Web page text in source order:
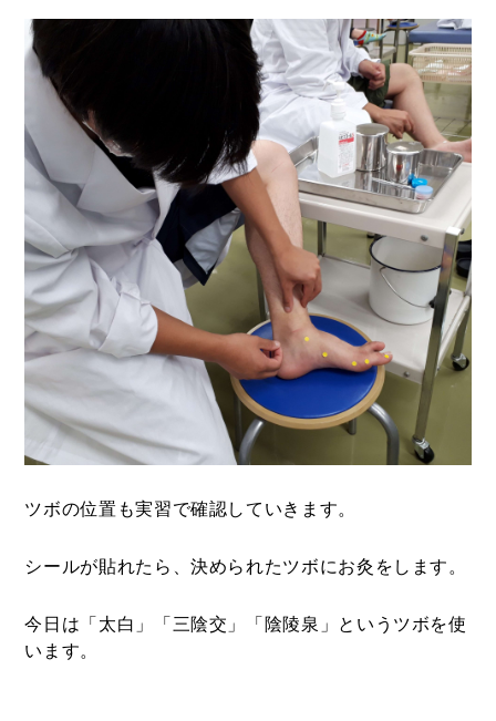
ツボの位置も実習で確認していきます。
シールが貼れたら、決められたツボにお灸をします。
今日は「太白」「三陰交」「陰陵泉」というツボを使
います。